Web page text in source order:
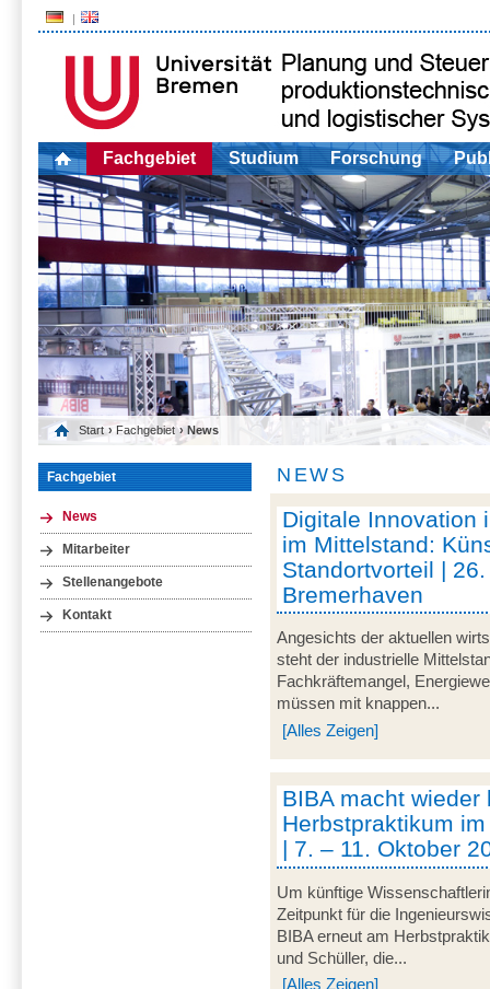
Fachgebiet Studium Forschung
Start › Fachgebiet › News
Fachgebiet
News
Mitarbeiter
Stellenangebote
Kontakt
NEWS
Digitale Innovation
im Mittelstand:
Standortvorteil |
Bremerhaven
Angesichts der aktuellen
steht der industrielle
Fachkräftemangel,
müssen mit knappen...
[Alles Zeigen]
BIBA macht wieder
Herbstpraktikum
| 7. – 11. Oktober
Um künftige
Zeitpunkt für die
BIBA erneut am
und Schüller, die...
[Alles Zeigen]